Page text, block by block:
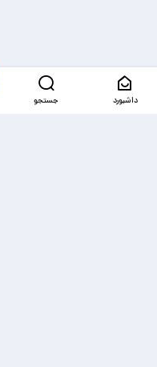
داشبورد جستجو